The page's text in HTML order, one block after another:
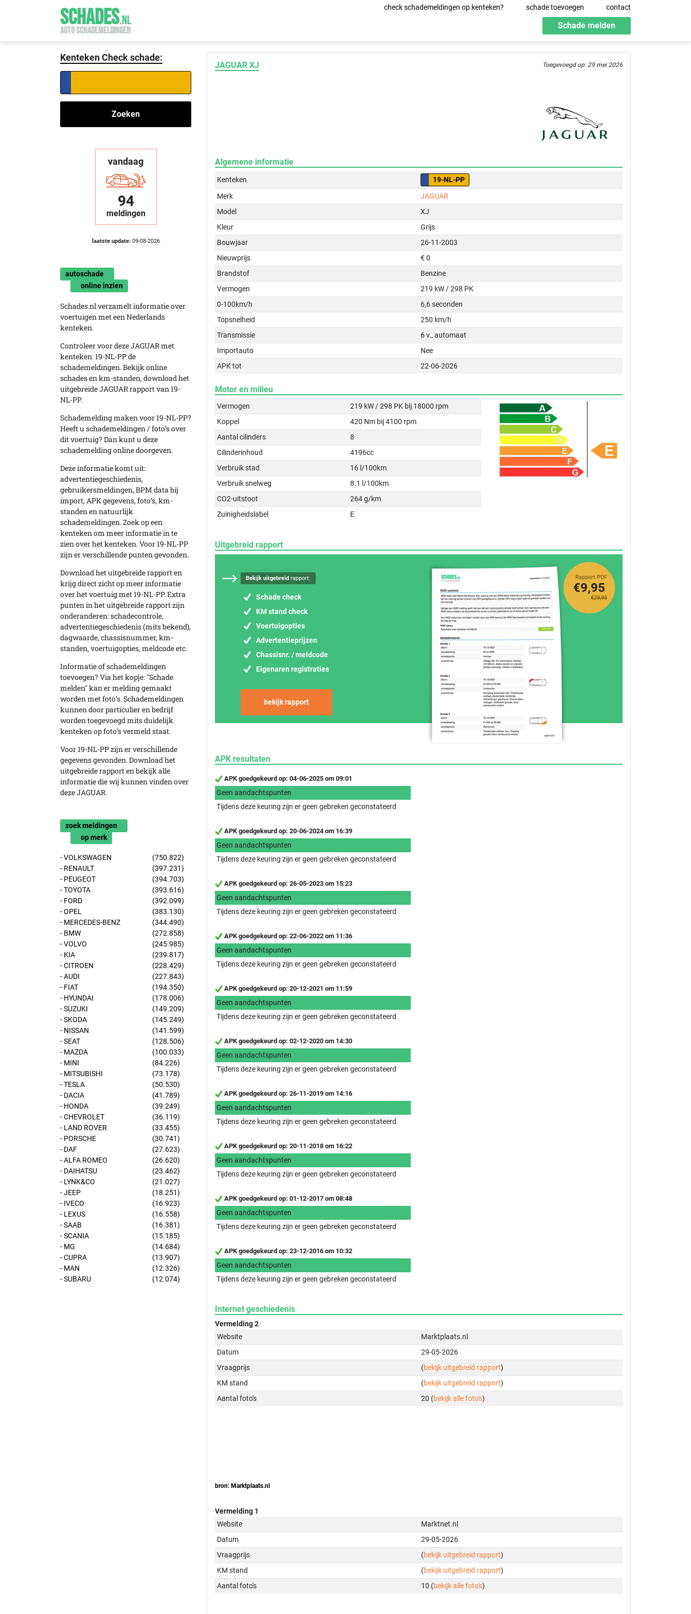
SCHADES.NL
AUTO SCHADEMELDINGEN
check schademeldingen op kenteken? schade toevoegen contact
Schade melden
Kenteken Check schade:
Zoeken
vandaag
94
meldingen
laatste update:09-08-2026
autoschade
online inzien
Schades.nl verzamelt informatie over
voertuigen met een Nederlands
kenteken.
Controleer voor deze JAGUAR met
kenteken: 19-NL-PP de
schademeldingen. Bekijk online
schades en km-standen, download het
uitgebreide JAGUAR rapport van 19-
NL-PP.
Schademelding maken voor 19-NL-PP?
Heeft u schademeldingen / foto’s over
dit voertuig? Dan kunt u deze
schademelding online doorgeven.
Deze informatie komt uit:
advertentiegeschiedenis,
gebruikersmeldingen, BPM data bij
import, APK gegevens, foto’s, km-
standen en natuurlijk
schademeldingen. Zoek op een
kenteken om meer informatie in te
zien over het kenteken. Voor 19-NL-PP
zijn er verschillende punten gevonden.
Download het uitgebreide rapport en
krijg direct zicht op meer informatie
over het voertuig met 19-NL-PP. Extra
punten in het uitgebreide rapport zijn
onderanderen: schadecontrole,
advertentiegeschiedenis (mits bekend),
dagwaarde, chassisnummer, km-
standen, voertuigopties, meldcode etc.
Informatie of schademeldingen
toevoegen? Via het kopje: "Schade
melden" kan er melding gemaakt
worden met foto’s. Schademeldingen
kunnen door particulier en bedrijf
worden toegevoegd mits duidelijk
kenteken op foto’s vermeld staat.
Voor 19-NL-PP zijn er verschillende
gegevens gevonden. Download het
uitgebreide rapport en bekijk alle
informatie die wij kunnen vinden over
deze JAGUAR.
zoek meldingen
op merk
- VOLKSWAGEN
(750.822)
- RENAULT
(397.231)
- PEUGEOT
(394.703)
- TOYOTA
(393.616)
- FORD
(392.099)
- OPEL
(383.130)
- MERCEDES-BENZ
(344.490)
- BMW
(272.858)
- VOLVO
(245.985)
- KIA
(239.817)
- CITROEN
(228.429)
- AUDI
(227.843)
- FIAT
(194.350)
- HYUNDAI
(178.006)
- SUZUKI
(149.209)
- SKODA
(145.249)
- NISSAN
(141.599)
- SEAT
(128.506)
- MAZDA
(100.033)
- MINI
(84.226)
- MITSUBISHI
(73.178)
- TESLA
(50.530)
- DACIA
(41.789)
- HONDA
(39.249)
- CHEVROLET
(36.119)
- LAND ROVER
(33.455)
- PORSCHE
(30.741)
- DAF
(27.623)
- ALFA ROMEO
(26.620)
- DAIHATSU
(23.462)
- LYNK&CO
(21.027)
- JEEP
(18.251)
- IVECO
(16.923)
- LEXUS
(16.558)
- SAAB
(16.381)
- SCANIA
(15.185)
- MG
(14.684)
- CUPRA
(13.907)
- MAN
(12.326)
- SUBARU
(12.074)
JAGUAR XJ Toegevoegd op: 29 mei 2026
Algemene informatie
Kenteken
19-NL-PP
Merk
JAGUAR
Model
XJ
Kleur
Grijs
Bouwjaar
26-11-2003
Nieuwprijs
€ 0
Brandstof
Benzine
Vermogen
219 kW / 298 PK
0-100km/h
6,6 seconden
Topsnelheid
250 km/h
Transmissie
6 v., automaat
Importauto
Nee
APK tot
22-06-2026
Motor en milieu
Vermogen
219 kW / 298 PK bij 18000 rpm
Koppel
420 Nm bij 4100 rpm
Aantal cilinders
8
Cilinderinhoud
4196cc
Verbruik stad
16 l/100km
Verbruik snelweg
8.1 l/100km
CO2-uitstoot
264 g/km
Zuinigheidslabel
E
Uitgebreid rapport
Bekijk uitgebreid rapport:
Schade check
KM stand check
Voertuigopties
Advertentieprijzen
Chassisnr. / meldcode
Eigenaren registraties
bekijk rapport
Rapport PDF
€29,95
€9,95
APK resultaten
APK goedgekeurd op: 04-06-2025 om 09:01
Geen aandachtspunten
Tijdens deze keuring zijn er geen gebreken geconstateerd
APK goedgekeurd op: 20-06-2024 om 16:39
Geen aandachtspunten
Tijdens deze keuring zijn er geen gebreken geconstateerd
APK goedgekeurd op: 26-05-2023 om 15:23
Geen aandachtspunten
Tijdens deze keuring zijn er geen gebreken geconstateerd
APK goedgekeurd op: 22-06-2022 om 11:36
Geen aandachtspunten
Tijdens deze keuring zijn er geen gebreken geconstateerd
APK goedgekeurd op: 20-12-2021 om 11:59
Geen aandachtspunten
Tijdens deze keuring zijn er geen gebreken geconstateerd
APK goedgekeurd op: 02-12-2020 om 14:30
Geen aandachtspunten
Tijdens deze keuring zijn er geen gebreken geconstateerd
APK goedgekeurd op: 26-11-2019 om 14:16
Geen aandachtspunten
Tijdens deze keuring zijn er geen gebreken geconstateerd
APK goedgekeurd op: 20-11-2018 om 16:22
Geen aandachtspunten
Tijdens deze keuring zijn er geen gebreken geconstateerd
APK goedgekeurd op: 01-12-2017 om 08:48
Geen aandachtspunten
Tijdens deze keuring zijn er geen gebreken geconstateerd
APK goedgekeurd op: 23-12-2016 om 10:32
Geen aandachtspunten
Tijdens deze keuring zijn er geen gebreken geconstateerd
Internet geschiedenis
Vermelding 2
Website
Marktplaats.nl
Datum
29-05-2026
Vraagprijs
(bekijk uitgebreid rapport)
KM stand
(bekijk uitgebreid rapport)
Aantal foto's
20 (bekijk alle foto's)
bron: Marktplaats.nl
Vermelding 1
Website
Marktnet.nl
Datum
29-05-2026
Vraagprijs
(bekijk uitgebreid rapport)
KM stand
(bekijk uitgebreid rapport)
Aantal foto's
10 (bekijk alle foto's)